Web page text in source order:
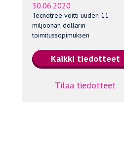
30.06.2020
Tecnotree voitti uuden 11
miljoonan dollarin
toimitussopimuksen
Tilaa tiedotteet